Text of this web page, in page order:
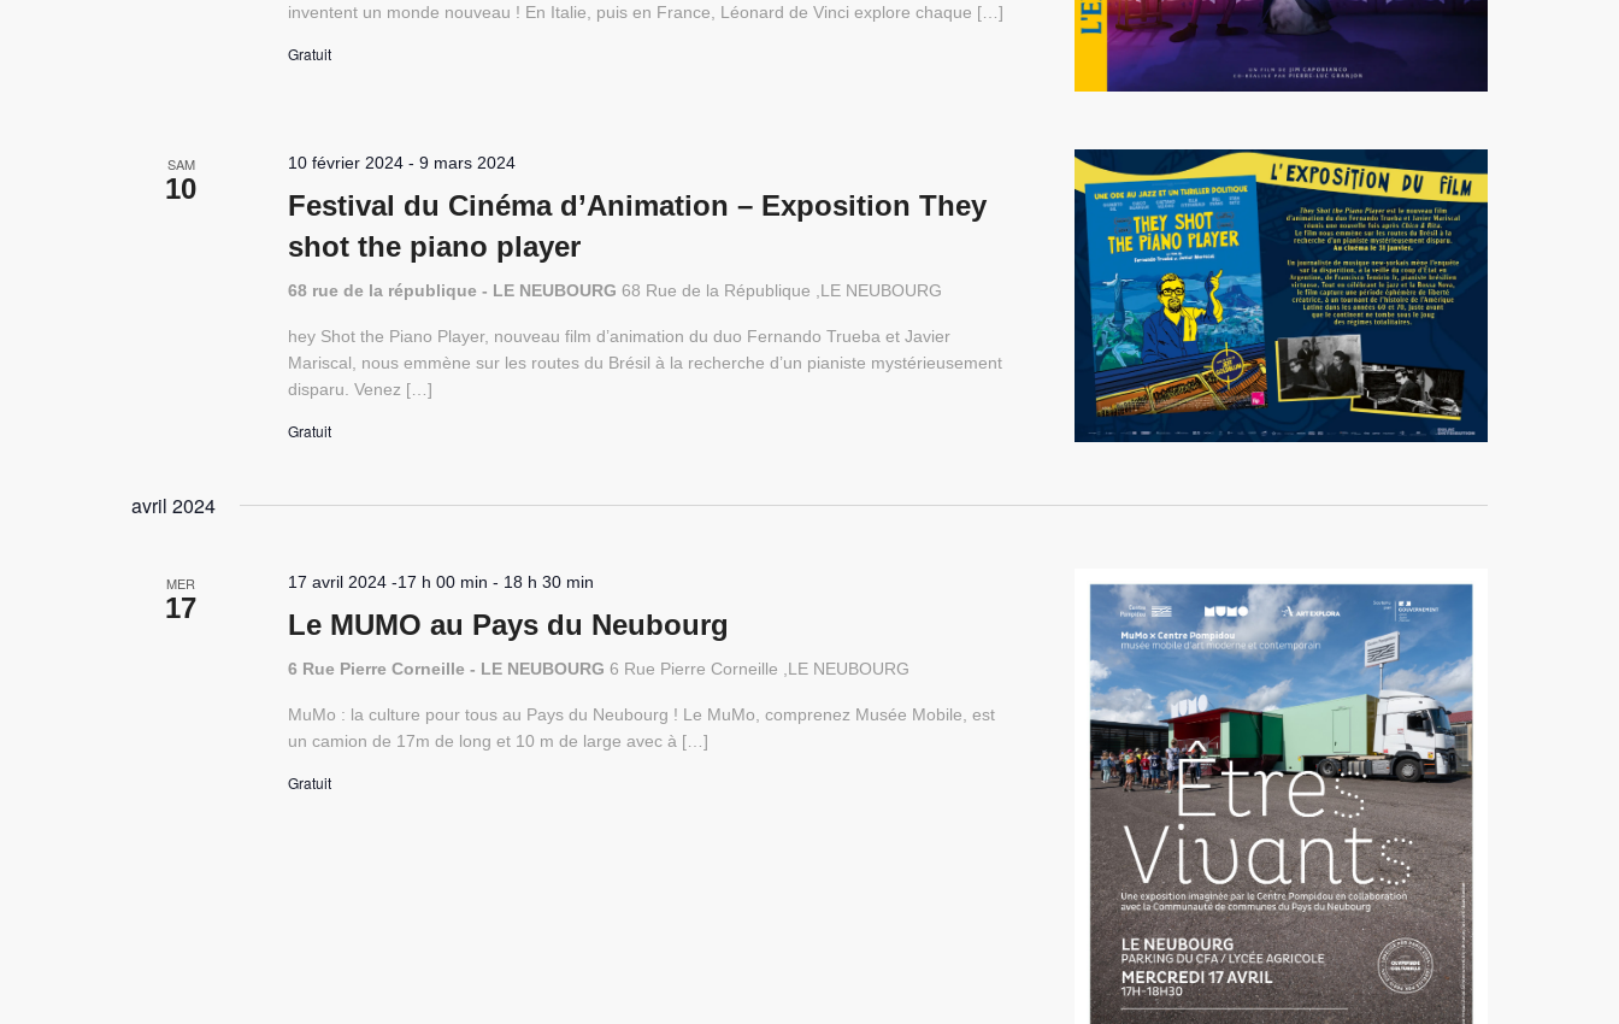
inventent un monde nouveau ! En Italie, puis en France, Léonard de Vinci explore chaque […]
Gratuit
SAM
10
10 février 2024 -9 mars 2024
Festival du Cinéma d’Animation – Exposition They
shot the piano player
68 rue de la république - LE NEUBOURG68 Rue de la République ,LE NEUBOURG
hey Shot the Piano Player, nouveau film d’animation du duo Fernando Trueba et Javier
Mariscal, nous emmène sur les routes du Brésil à la recherche d’un pianiste mystérieusement
disparu. Venez […]
Gratuit
avril 2024
MER
17
17 avril 2024 -17 h 00 min - 18 h 30 min
Le MUMO au Pays du Neubourg
6 Rue Pierre Corneille - LE NEUBOURG6 Rue Pierre Corneille ,LE NEUBOURG
MuMo : la culture pour tous au Pays du Neubourg ! Le MuMo, comprenez Musée Mobile, est
un camion de 17m de long et 10 m de large avec à […]
Gratuit